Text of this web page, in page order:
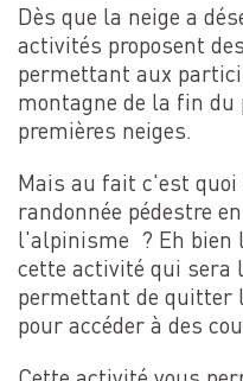
Dès que la neige a
activités proposent
permettant aux
montagne de la fin
premières neiges.
Mais au fait c'est
randonnée pédestre
l'alpinisme ? Eh bien
cette activité qui sera
permettant de quitter
pour accéder à des